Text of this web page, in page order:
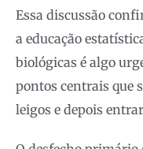
Essa discussão
a educação
biológicas é algo
pontos centrais que
leigos e depois